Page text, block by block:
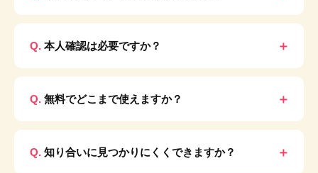
本人確認は必要ですか？
無料でどこまで使えますか？
知り合いに見つかりにくくできますか？